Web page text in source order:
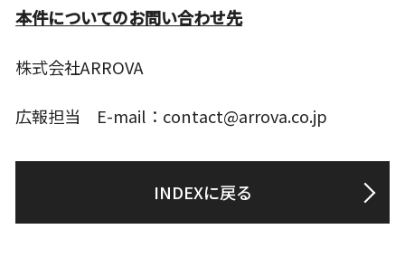
本件についてのお問い合わせ先
株式会社ARROVA
広報担当 E-mail：contact@arrova.co.jp
INDEXに戻る